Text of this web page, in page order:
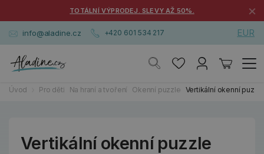
TOTÁLNÍ VÝPRODEJ. SLEVY AŽ 50%. ×
info@aladine.cz +420 601 534 217 EUR
Úvod Pro děti Na hraní a tvoření Okenní puzzle Vertikální okenní
Vertikální okenní puzzle